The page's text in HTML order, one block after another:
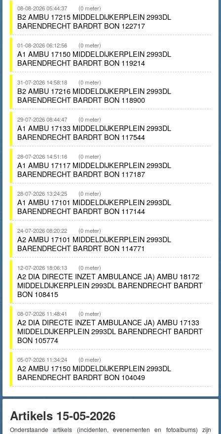
08-08-2026 05:44:37 (0 meter)
B2 AMBU 17215 MIDDELDIJKERPLEIN 2993DL
BARENDRECHT BARDRT BON 122717
01-08-2026 06:12:56 (0 meter)
A1 AMBU 17150 MIDDELDIJKERPLEIN 2993DL
BARENDRECHT BARDRT BON 119214
31-07-2026 14:58:18 (0 meter)
B2 AMBU 17216 MIDDELDIJKERPLEIN 2993DL
BARENDRECHT BARDRT BON 118900
29-07-2026 08:44:47 (0 meter)
A1 AMBU 17133 MIDDELDIJKERPLEIN 2993DL
BARENDRECHT BARDRT BON 117544
28-07-2026 14:51:16 (0 meter)
A1 AMBU 17117 MIDDELDIJKERPLEIN 2993DL
BARENDRECHT BARDRT BON 117187
28-07-2026 13:24:25 (0 meter)
A1 AMBU 17101 MIDDELDIJKERPLEIN 2993DL
BARENDRECHT BARDRT BON 117144
24-07-2026 08:20:22 (0 meter)
A2 AMBU 17101 MIDDELDIJKERPLEIN 2993DL
BARENDRECHT BARDRT BON 114771
12-07-2026 18:06:13 (0 meter)
A2 DIA DIRECTE INZET AMBULANCE JA) AMBU 18172
MIDDELDIJKERPLEIN 2993DL BARENDRECHT BARDRT
BON 108415
08-07-2026 11:48:41 (0 meter)
A2 DIA DIRECTE INZET AMBULANCE JA) AMBU 17133
MIDDELDIJKERPLEIN 2993DL BARENDRECHT BARDRT
BON 105774
05-07-2026 11:34:24 (0 meter)
A2 AMBU 17150 MIDDELDIJKERPLEIN 2993DL
BARENDRECHT BARDRT BON 104049
Artikels 15-05-2026
Onderstaande artikels (incidenten, evenementen en fotoalbums) zijn